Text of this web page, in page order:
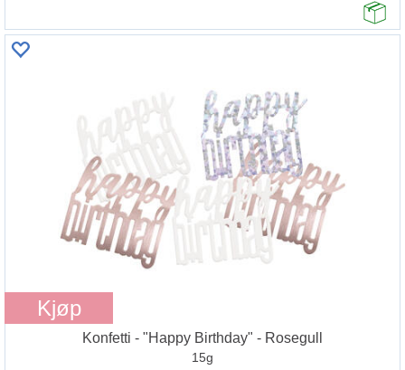
Kjøp
Konfetti - "Happy Birthday" - Rosegull
15g